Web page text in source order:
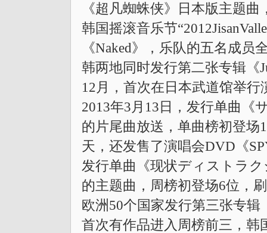
《超凡蜘蛛侠》日本版主题
韩国摇滚音乐节
《Naked》，乐队的五名成
韩两地同时发行第二张专辑《
12月，首次在日本武道馆举
2013年3月13日，发行单曲《
的片尾曲放送，单曲榜初登场
天，还发售了演唱会DVD《
发行单曲《现状ディストラ
的主题曲，周榜初登场6位，
欧洲50个国家发行第三张专
首次有作品进入周榜前三，韩